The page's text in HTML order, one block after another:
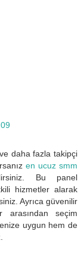
daha fazla takipçi
en ucuz smm
Bu panel
hizmetler alarak
Ayrıca güvenilir
arasından seçim
uygun hem de